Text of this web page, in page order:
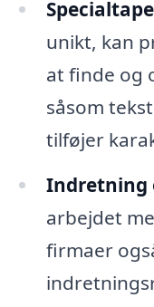
unikt, kan
at finde og
såsom
tilføjer
Indretning
arbejdet
firmaer